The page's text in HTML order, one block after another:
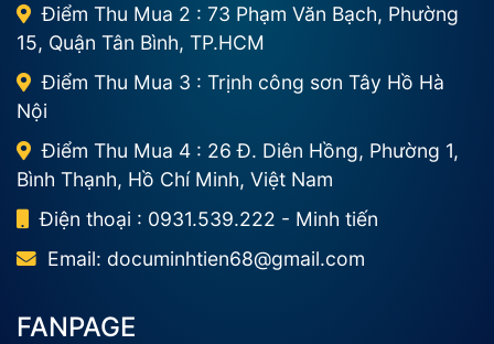
Điểm Thu Mua 2 : 73 Phạm Văn Bạch, Phường
15, Quận Tân Bình, TP.HCM
Điểm Thu Mua 3 : Trịnh công sơn Tây Hồ Hà
Nội
Điểm Thu Mua 4 : 26 Đ. Diên Hồng, Phường 1,
Bình Thạnh, Hồ Chí Minh, Việt Nam
Điện thoại : 0931.539.222 - Minh tiến
Email: documinhtien68@gmail.com
FANPAGE